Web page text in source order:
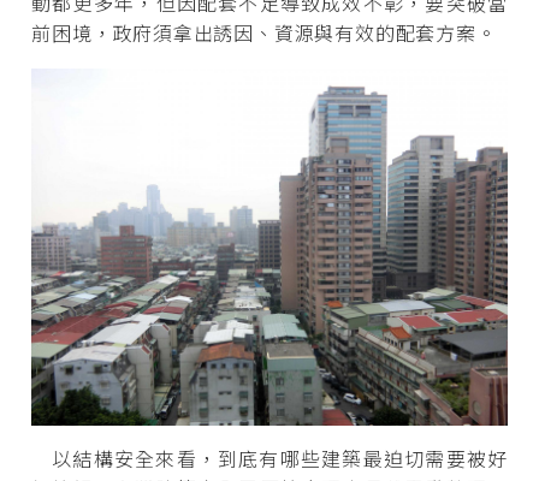
前困境，政府須拿出誘因、資源與有效的配套方案。
以結構安全來看，到底有哪些建築最迫切需要被好